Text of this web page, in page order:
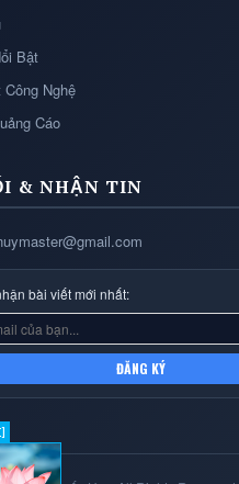
Bật
Công Nghệ
Cáo
& NHẬN TIN
bài viết mới nhất:
ĐĂNG KÝ